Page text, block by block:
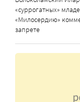
«суррогатных»
«Милосердию»
запрете